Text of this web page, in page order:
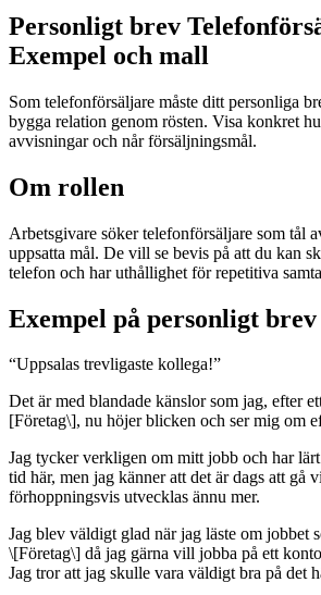
Personligt brev
Exempel och mall
Som telefonförsäljare måste ditt personliga
bygga relation genom rösten. Visa konkret
avvisningar och når försäljningsmål.
Om rollen
Arbetsgivare söker telefonförsäljare som tål
uppsatta mål. De vill se bevis på att du kan
telefon och har uthållighet för repetitiva
Exempel på personligt brev
“Uppsalas trevligaste kollega!”
Det är med blandade känslor som jag, efter
[Företag\], nu höjer blicken och ser mig om
Jag tycker verkligen om mitt jobb och har
tid här, men jag känner att det är dags att gå
förhoppningsvis utvecklas ännu mer.
Jag blev väldigt glad när jag läste om jobbet
\[Företag\] då jag gärna vill jobba på ett
Jag tror att jag skulle vara väldigt bra på det